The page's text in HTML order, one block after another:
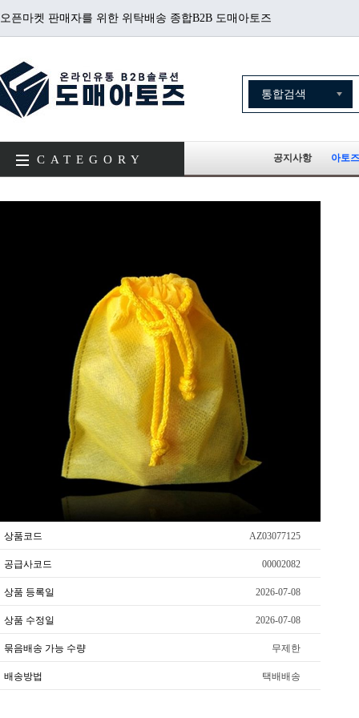
오픈마켓 판매자를 위한 위탁배송 종합B2B 도매아토즈
CATEGORY 공지사항 아토
상품코드 AZ03077125
공급사코드 00002082
상품 등록일 2026-07-08
상품 수정일 2026-07-08
묶음배송 가능 수량 무제한
배송방법 택배배송